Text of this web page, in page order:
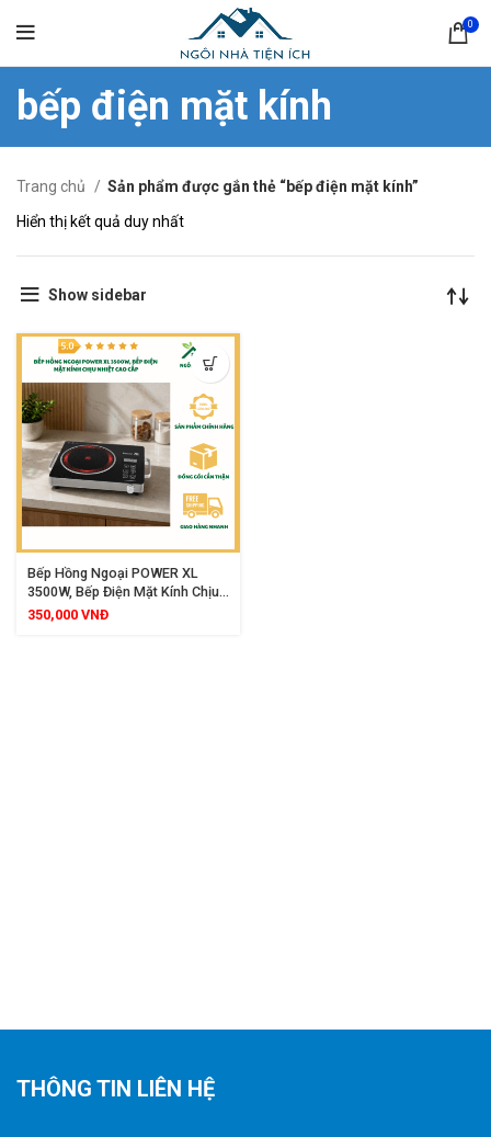
0
bếp điện mặt kính
Trang chủ
Sản phẩm được gắn thẻ “bếp điện mặt kính”
Hiển thị kết quả duy nhất
Show sidebar
Bếp Hồng Ngoại POWER XL
3500W, Bếp Điện Mặt Kính Chịu
Nhiệt Cao Cấp
350,000 VNĐ
THÔNG TIN LIÊN HỆ